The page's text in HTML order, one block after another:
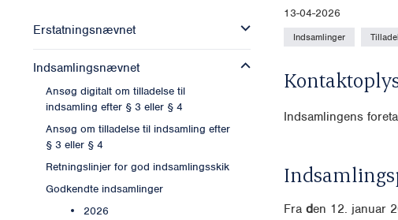
Erstatningsnævnet
Indsamlingsnævnet
Ansøg digitalt om tilladelse til
indsamling efter § 3 eller § 4
Ansøg om tilladelse til indsamling efter
§ 3 eller § 4
Retningslinjer for god indsamlingsskik
Godkendte indsamlinger
2026
13-04-2026
Indsamlinger
Indsamlingens
Fra den 12. januar